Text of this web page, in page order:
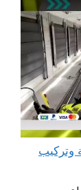
65542233 صيانة وتركيب